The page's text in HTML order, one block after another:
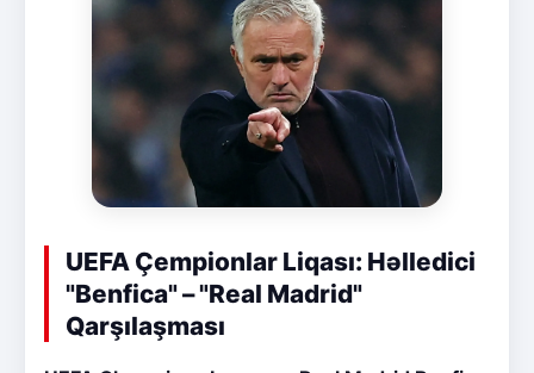
UEFA Çempionlar Liqası: Həlledici
"Benfica" – "Real Madrid"
Qarşılaşması